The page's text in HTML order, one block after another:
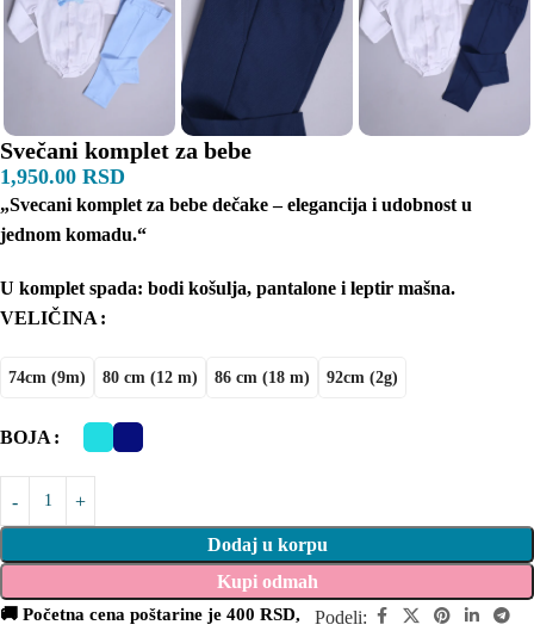
Svečani komplet za bebe
1,950.00 RSD
„Svecani komplet za bebe dečake – elegancija i udobnost u
jednom komadu.“
U komplet spada: bodi košulja, pantalone i leptir mašna.
VELIČINA
74cm (9m) 80 cm (12 m) 86 cm (18 m) 92cm (2g)
BOJA
Dodaj u korpu
Kupi odmah
🚚 Početna cena poštarine je 400 RSD,
Podeli: